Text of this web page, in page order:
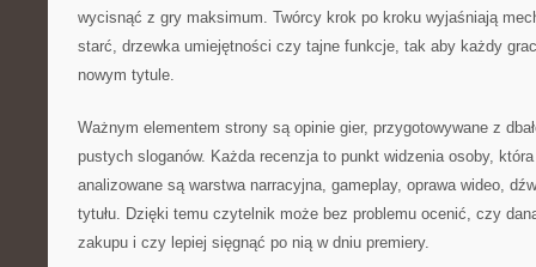
wycisnąć z gry maksimum. Twórcy krok po kroku wyjaśniają
starć, drzewka umiejętności czy tajne funkcje, tak aby każdy
nowym tytule.
Ważnym elementem strony są opinie gier, przygotowywane z
pustych sloganów. Każda recenzja to punkt widzenia osoby, która
analizowane są warstwa narracyjna, gameplay, oprawa wideo,
tytułu. Dzięki temu czytelnik może bez problemu ocenić, czy
zakupu i czy lepiej sięgnąć po nią w dniu premiery.